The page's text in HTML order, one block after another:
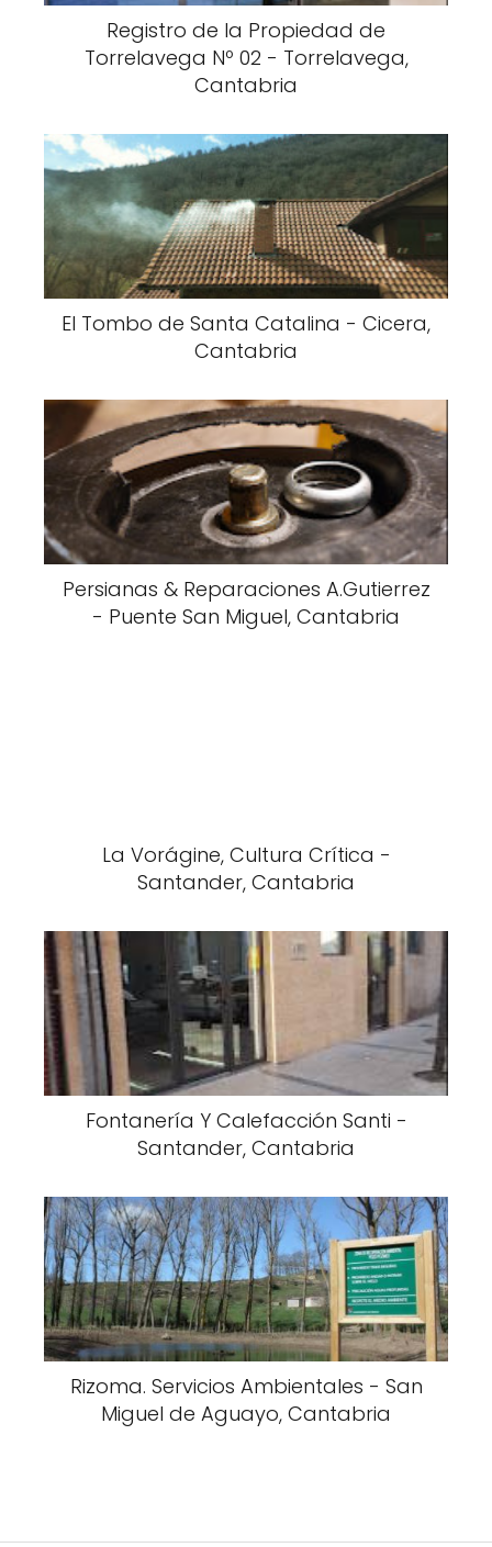
Registro de la Propiedad de
Torrelavega Nº 02 - Torrelavega,
Cantabria
El Tombo de Santa Catalina - Cicera,
Cantabria
Persianas & Reparaciones A.Gutierrez
- Puente San Miguel, Cantabria
La Vorágine, Cultura Crítica -
Santander, Cantabria
Fontanería Y Calefacción Santi -
Santander, Cantabria
Rizoma. Servicios Ambientales - San
Miguel de Aguayo, Cantabria